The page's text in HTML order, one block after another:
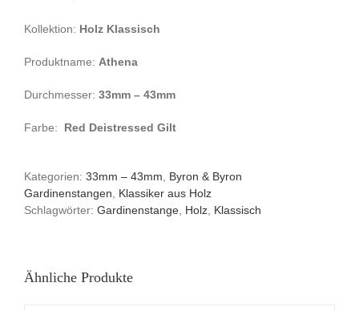
Kollektion: Holz Klassisch
Produktname: Athena
Durchmesser: 33mm – 43mm
Farbe: Red Deistressed Gilt
Kategorien: 33mm – 43mm
Byron & Byron
Gardinenstangen
Klassiker aus Holz
Schlagwörter: Gardinenstange Holz Klassisch
Ähnliche Produkte